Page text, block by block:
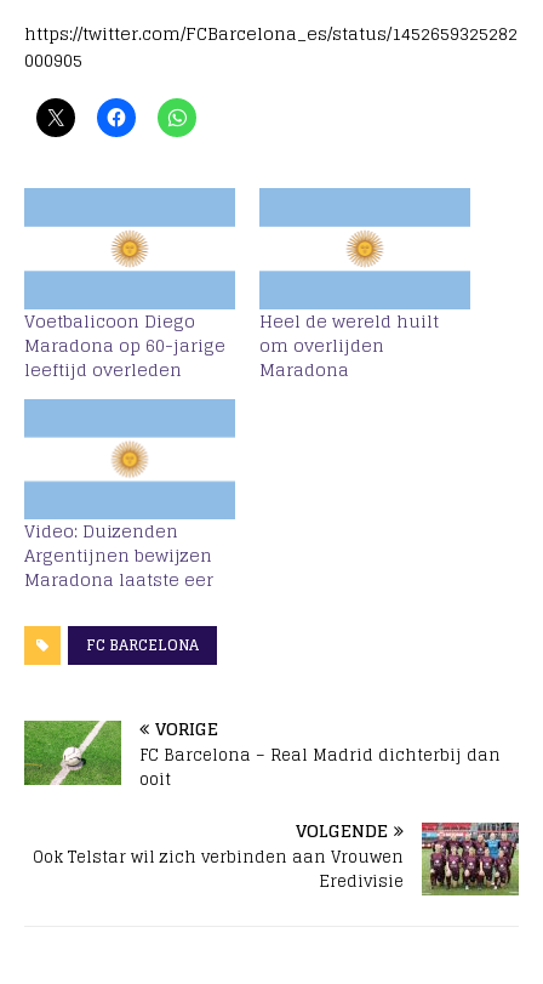
https://twitter.com/FCBarcelona_es/status/1452659325282
000905
Voetbalicoon Diego
Maradona op 60-jarige
leeftijd overleden
Heel de wereld huilt
om overlijden
Maradona
Video: Duizenden
Argentijnen bewijzen
Maradona laatste eer
FC BARCELONA
VORIGE
FC Barcelona – Real Madrid dichterbij dan
ooit
VOLGENDE
Ook Telstar wil zich verbinden aan Vrouwen
Eredivisie